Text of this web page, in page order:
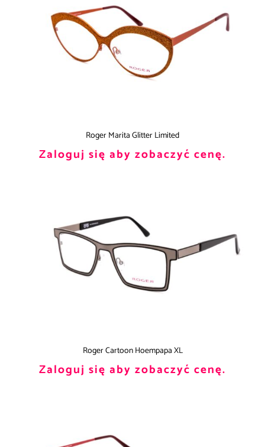
Roger Marita Glitter Limited
Zaloguj się aby zobaczyć cenę.
Roger Cartoon Hoempapa XL
Zaloguj się aby zobaczyć cenę.